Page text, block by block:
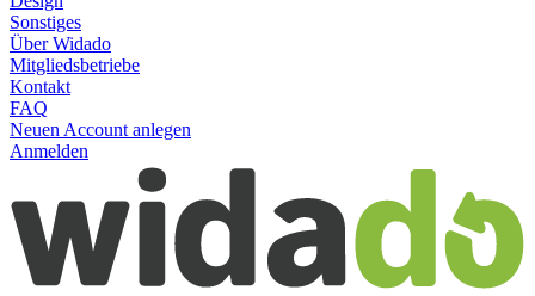
Sonstiges
Über Widado
Mitgliedsbetriebe
Kontakt
FAQ
Neuen Account anlegen
Anmelden